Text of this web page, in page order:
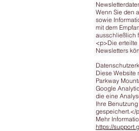
Wenn Sie den
sowie
mit dem
ausschließlich
<p>Die erteilte
Newsletters
Diese Website
Parkway
Google
die eine
Ihre
gespeichert.</
Mehr
https://